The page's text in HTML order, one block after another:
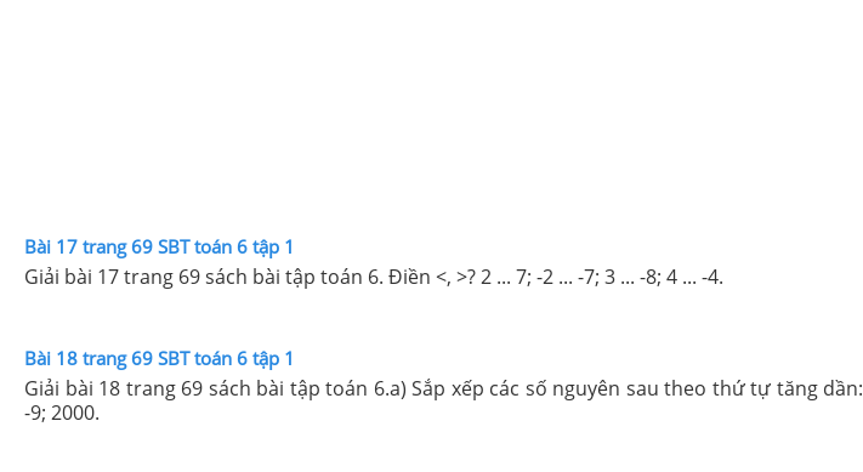
Bài 17 trang 69 SBT toán 6 tập 1
Giải bài 17 trang 69 sách bài tập toán 6. Điền <, >? 2 ... 7; -2 ... -7; 3 ... -8; 4 ... -4.
Bài 18 trang 69 SBT toán 6 tập 1
Giải bài 18 trang 69 sách bài tập toán 6.a) Sắp xếp các số nguyên sau theo thứ tự tăng
-9; 2000.